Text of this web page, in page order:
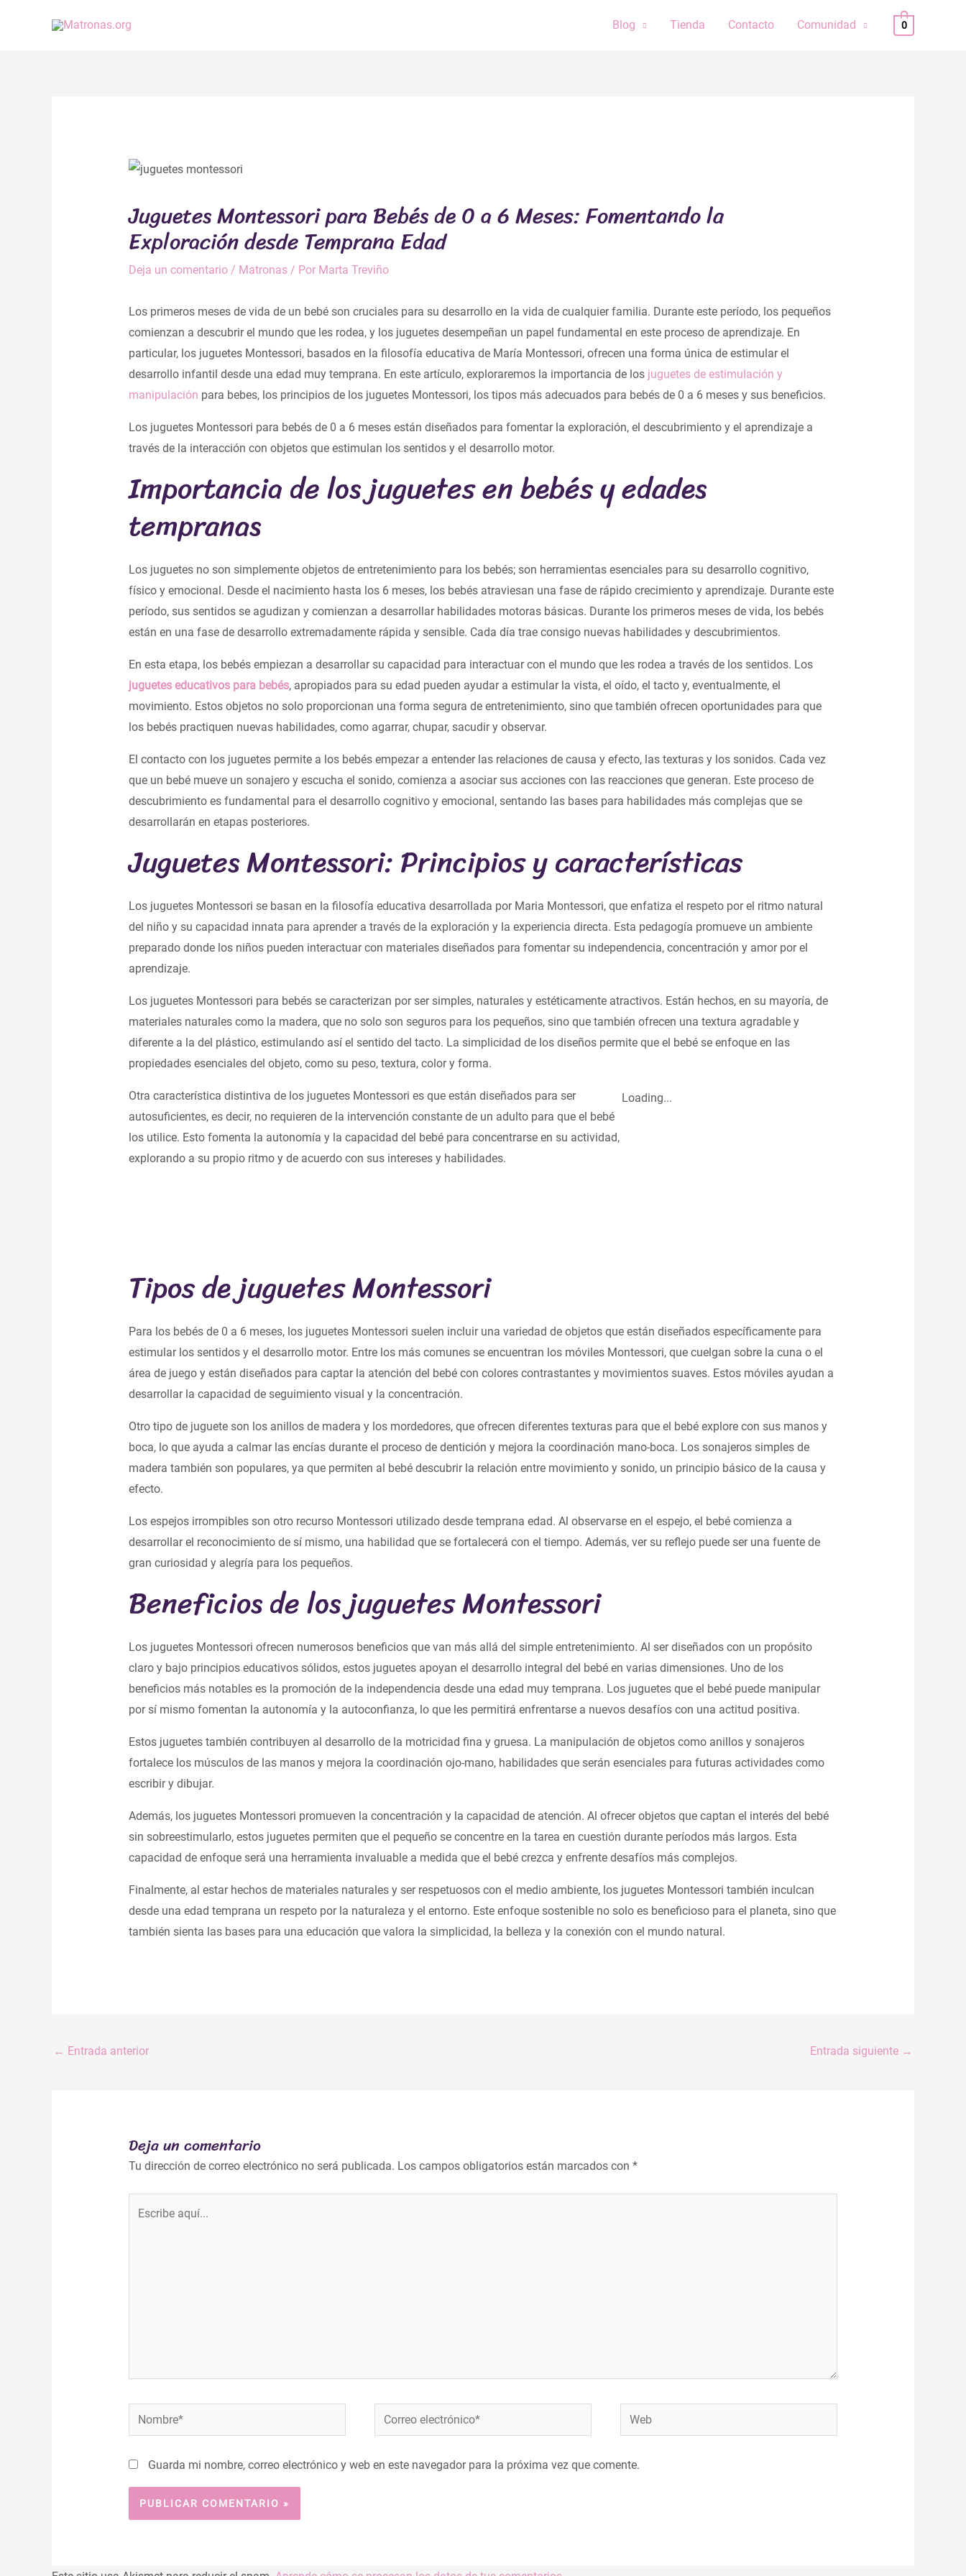
Blog Tienda Contacto Comunidad 0
Juguetes Montessori para Bebés de 0 a 6 Meses: Fomentando la
Exploración desde Temprana Edad
Deja un comentario / Matronas/ Por Marta Treviño
Los primeros meses de vida de un bebé son cruciales para su desarrollo en la vida de cualquier familia. Durante este período, los pequeños
comienzan a descubrir el mundo que les rodea, y los juguetes desempeñan un papel fundamental en este proceso de aprendizaje. En
particular, los juguetes Montessori, basados en la filosofía educativa de María Montessori, ofrecen una forma única de estimular el
desarrollo infantil desde una edad muy temprana. En este artículo, exploraremos la importancia de los juguetes de estimulación y
manipulación para bebes, los principios de los juguetes Montessori, los tipos más adecuados para bebés de 0 a 6 meses y sus beneficios.
Los juguetes Montessori para bebés de 0 a 6 meses están diseñados para fomentar la exploración, el descubrimiento y el aprendizaje a
través de la interacción con objetos que estimulan los sentidos y el desarrollo motor.
Importancia de los juguetes en bebés y edades
tempranas
Los juguetes no son simplemente objetos de entretenimiento para los bebés; son herramientas esenciales para su desarrollo cognitivo,
físico y emocional. Desde el nacimiento hasta los 6 meses, los bebés atraviesan una fase de rápido crecimiento y aprendizaje. Durante este
período, sus sentidos se agudizan y comienzan a desarrollar habilidades motoras básicas. Durante los primeros meses de vida, los bebés
están en una fase de desarrollo extremadamente rápida y sensible. Cada día trae consigo nuevas habilidades y descubrimientos.
En esta etapa, los bebés empiezan a desarrollar su capacidad para interactuar con el mundo que les rodea a través de los sentidos. Los
juguetes educativos para bebés, apropiados para su edad pueden ayudar a estimular la vista, el oído, el tacto y, eventualmente, el
movimiento. Estos objetos no solo proporcionan una forma segura de entretenimiento, sino que también ofrecen oportunidades para que
los bebés practiquen nuevas habilidades, como agarrar, chupar, sacudir y observar.
El contacto con los juguetes permite a los bebés empezar a entender las relaciones de causa y efecto, las texturas y los sonidos. Cada vez
que un bebé mueve un sonajero y escucha el sonido, comienza a asociar sus acciones con las reacciones que generan. Este proceso de
descubrimiento es fundamental para el desarrollo cognitivo y emocional, sentando las bases para habilidades más complejas que se
desarrollarán en etapas posteriores.
Juguetes Montessori: Principios y características
Los juguetes Montessori se basan en la filosofía educativa desarrollada por Maria Montessori, que enfatiza el respeto por el ritmo natural
del niño y su capacidad innata para aprender a través de la exploración y la experiencia directa. Esta pedagogía promueve un ambiente
preparado donde los niños pueden interactuar con materiales diseñados para fomentar su independencia, concentración y amor por el
aprendizaje.
Los juguetes Montessori para bebés se caracterizan por ser simples, naturales y estéticamente atractivos. Están hechos, en su mayoría, de
materiales naturales como la madera, que no solo son seguros para los pequeños, sino que también ofrecen una textura agradable y
diferente a la del plástico, estimulando así el sentido del tacto. La simplicidad de los diseños permite que el bebé se enfoque en las
propiedades esenciales del objeto, como su peso, textura, color y forma.
Loading...
Otra característica distintiva de los juguetes Montessori es que están diseñados para ser
autosuficientes, es decir, no requieren de la intervención constante de un adulto para que el bebé
los utilice. Esto fomenta la autonomía y la capacidad del bebé para concentrarse en su actividad,
explorando a su propio ritmo y de acuerdo con sus intereses y habilidades.
Tipos de juguetes Montessori
Para los bebés de 0 a 6 meses, los juguetes Montessori suelen incluir una variedad de objetos que están diseñados específicamente para
estimular los sentidos y el desarrollo motor. Entre los más comunes se encuentran los móviles Montessori, que cuelgan sobre la cuna o el
área de juego y están diseñados para captar la atención del bebé con colores contrastantes y movimientos suaves. Estos móviles ayudan a
desarrollar la capacidad de seguimiento visual y la concentración.
Otro tipo de juguete son los anillos de madera y los mordedores, que ofrecen diferentes texturas para que el bebé explore con sus manos y
boca, lo que ayuda a calmar las encías durante el proceso de dentición y mejora la coordinación mano-boca. Los sonajeros simples de
madera también son populares, ya que permiten al bebé descubrir la relación entre movimiento y sonido, un principio básico de la causa y
efecto.
Los espejos irrompibles son otro recurso Montessori utilizado desde temprana edad. Al observarse en el espejo, el bebé comienza a
desarrollar el reconocimiento de sí mismo, una habilidad que se fortalecerá con el tiempo. Además, ver su reflejo puede ser una fuente de
gran curiosidad y alegría para los pequeños.
Beneficios de los juguetes Montessori
Los juguetes Montessori ofrecen numerosos beneficios que van más allá del simple entretenimiento. Al ser diseñados con un propósito
claro y bajo principios educativos sólidos, estos juguetes apoyan el desarrollo integral del bebé en varias dimensiones. Uno de los
beneficios más notables es la promoción de la independencia desde una edad muy temprana. Los juguetes que el bebé puede manipular
por sí mismo fomentan la autonomía y la autoconfianza, lo que les permitirá enfrentarse a nuevos desafíos con una actitud positiva.
Estos juguetes también contribuyen al desarrollo de la motricidad fina y gruesa. La manipulación de objetos como anillos y sonajeros
fortalece los músculos de las manos y mejora la coordinación ojo-mano, habilidades que serán esenciales para futuras actividades como
escribir y dibujar.
Además, los juguetes Montessori promueven la concentración y la capacidad de atención. Al ofrecer objetos que captan el interés del bebé
sin sobreestimularlo, estos juguetes permiten que el pequeño se concentre en la tarea en cuestión durante períodos más largos. Esta
capacidad de enfoque será una herramienta invaluable a medida que el bebé crezca y enfrente desafíos más complejos.
Finalmente, al estar hechos de materiales naturales y ser respetuosos con el medio ambiente, los juguetes Montessori también inculcan
desde una edad temprana un respeto por la naturaleza y el entorno. Este enfoque sostenible no solo es beneficioso para el planeta, sino que
también sienta las bases para una educación que valora la simplicidad, la belleza y la conexión con el mundo natural.
← Entrada anterior Entrada siguiente →
Deja un comentario
Tu dirección de correo electrónico no será publicada. Los campos obligatorios están marcados con *
Nombre*
Correo
electrónico*
Web
Guarda mi nombre, correo electrónico y web en este navegador para la próxima vez que comente.